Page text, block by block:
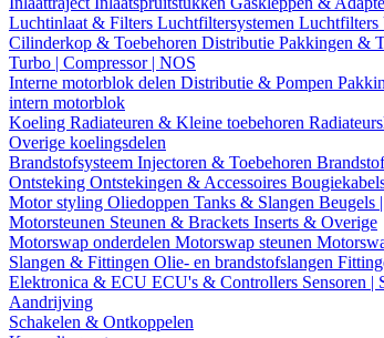
Luchtinlaat & Filters Luchtfiltersystemen Luchtfilters
Cilinderkop & Toebehoren Distributie Pakkingen &
Turbo | Compressor | NOS
Interne motorblok delen Distributie & Pompen
intern motorblok
Koeling Radiateuren & Kleine toebehoren
Overige koelingsdelen
Brandstofsysteem Injectoren & Toebehoren
Ontsteking Ontstekingen & Accessoires
Motor styling Oliedoppen Tanks & Slangen Beugels
Motorsteunen Steunen & Brackets Inserts & Overige
Motorswap onderdelen Motorswap steunen
Slangen & Fittingen Olie- en brandstofslangen
Elektronica & ECU ECU's & Controllers Sensoren |
Aandrijving
Schakelen & Ontkoppelen